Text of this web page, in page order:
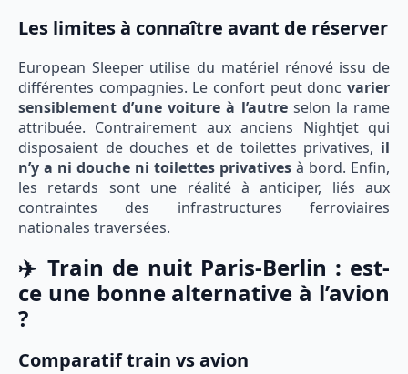
Les limites à connaître avant de réserver
European Sleeper utilise du matériel rénové issu de
différentes compagnies. Le confort peut donc varier
sensiblement d’une voiture à l’autreselon la rame
attribuée. Contrairement aux anciens Nightjet qui
disposaient de douches et de toilettes privatives, il
n’y a ni douche ni toilettes privatives à bord. Enfin,
les retards sont une réalité à anticiper, liés aux
contraintes des infrastructures ferroviaires
nationales traversées.
✈️ Train de nuit Paris-Berlin : est-
ce une bonne alternative à l’avion
?
Comparatif train vs avion